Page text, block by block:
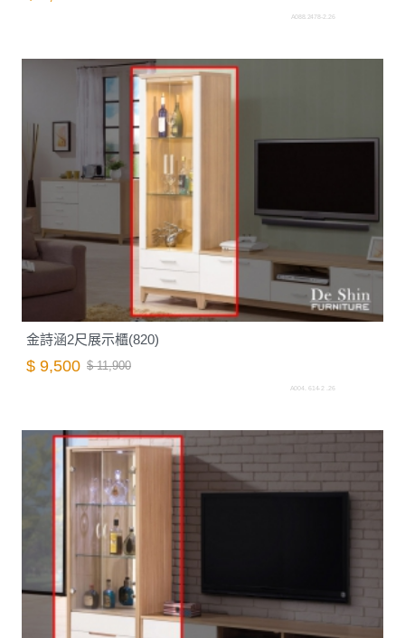
A088.2478-2.26
金詩涵2尺展示櫃(820)
$ 9,500 $ 11,900
A004. 614-2 .26